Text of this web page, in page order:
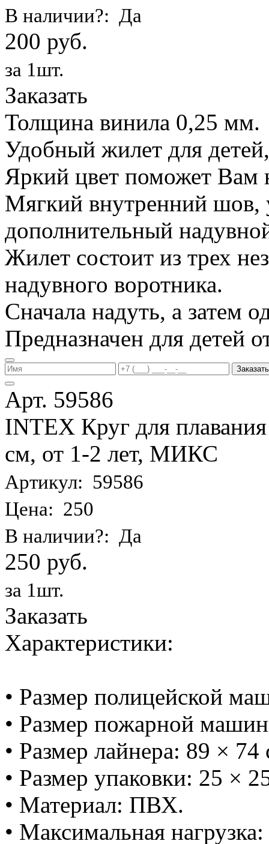
В наличии?: Да
200 руб.
за 1шт.
Заказать
Толщина винила 0,25 мм.
Удобный жилет для
Яркий цвет поможет Вам
Мягкий внутренний шов,
дополнительный
Жилет состоит из трех
надувного воротника.
Сначала надуть, а затем
Предназначен для детей
Заказать
Арт. 59586
INTEX Круг для
см, от 1-2 лет, МИКС
Артикул: 59586
Цена: 250
В наличии?: Да
250 руб.
за 1шт.
Заказать
Характеристики:
• Размер полицейской
• Размер пожарной
• Размер лайнера: 89 × 74
• Размер упаковки: 25 ×
• Материал: ПВХ.
• Максимальная нагрузка: